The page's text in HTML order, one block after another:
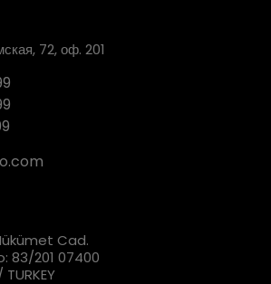
72, оф. 201
Cad.
83/201 07400